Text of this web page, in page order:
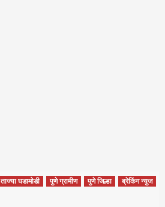
ताज्या घडामोडी पुणे ग्रामीण पुणे जिल्हा
ब्रेकिंग न्युज